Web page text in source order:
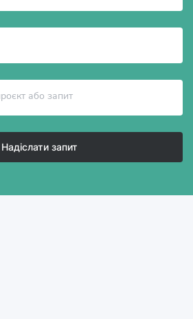
Надіслати запит